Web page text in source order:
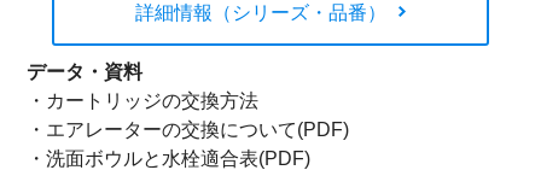
詳細情報（シリーズ・品番）
データ・資料
・ カートリッジの交換方法
・ エアレーターの交換について(PDF)
・洗面ボウルと水栓適合表(PDF)